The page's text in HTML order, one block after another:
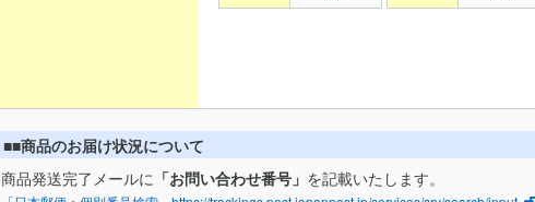
■■商品のお届け状況について
商品発送完了メールに 「お問い合わせ番号」 を記載いたします。